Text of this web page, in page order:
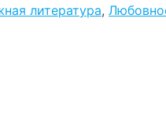
литература,